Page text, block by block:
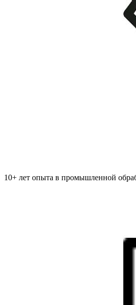
10+ лет опыта в промышленной